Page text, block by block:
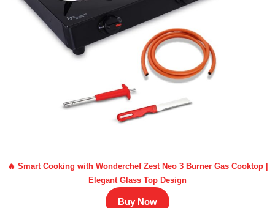
🔥 Smart Cooking with Wonderchef Zest Neo 3 Burner Gas Cooktop |
Elegant Glass Top Design
Buy Now